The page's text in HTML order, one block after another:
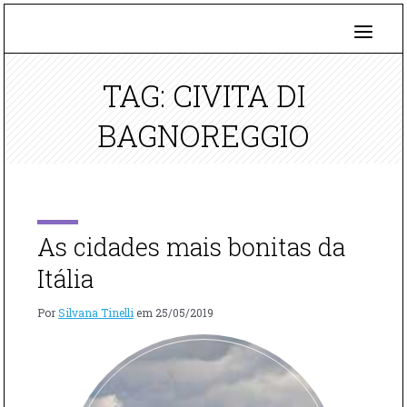
TAG: CIVITA DI
BAGNOREGGIO
As cidades mais bonitas da
Itália
PorSilvana Tinelli em 25/05/2019